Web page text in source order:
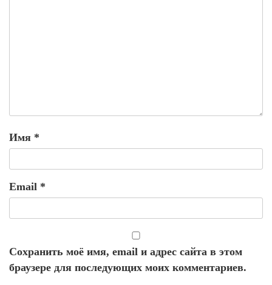
Имя *
Email *
Сохранить моё имя, email и адрес сайта в этом
браузере для последующих моих комментариев.